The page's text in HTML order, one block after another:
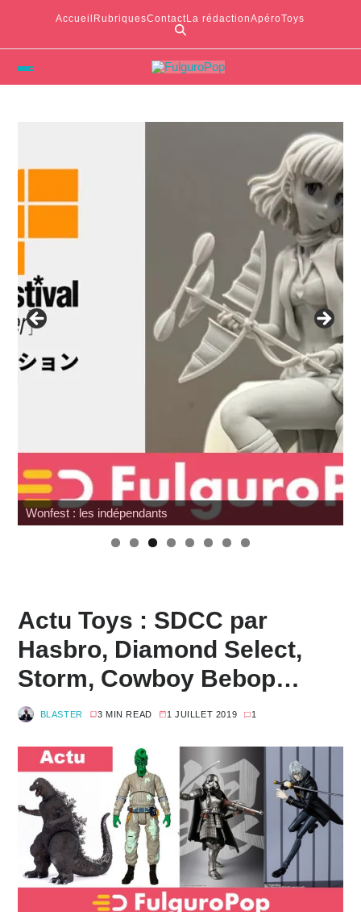
Accueil RubriquesContactLa rédactionApéroToys
Japan Expo : les toys
Actu Toys : SDCC par
Hasbro, Diamond Select,
Storm, Cowboy Bebop…
BLASTER 3 MIN READ 1 JUILLET 2019 1